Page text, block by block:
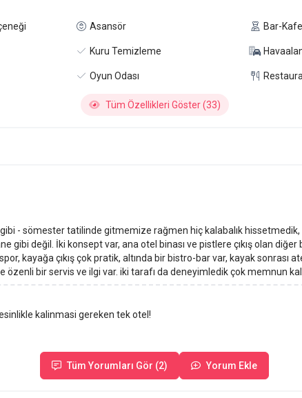
Asansör Bar-Kafe
Kuru Temizleme
Oyun Odası
Tüm Özellikleri Göster (33)
- sömester tatilinde gitmemize rağmen hiç kalabalık hissetmedik,
gibi değil. İki konsept var, ana otel binası ve pistlere çıkış olan
kayağa çıkış çok pratik, altında bir bistro-bar var, kayak
bir servis ve ilgi var. iki tarafı da deneyimledik çok memnun
kalinmasi gereken tek otel!
Tüm Yorumları Gör (2) Yorum Ekle